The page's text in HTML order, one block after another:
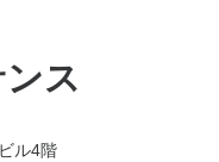
ス
ル4階